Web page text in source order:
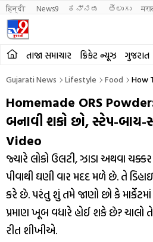
हिन्दी News9 ಕನ್ನಡ తెలుగు
તાજા સમાચાર ક્રિકેટ ન્યૂઝ ગુજરાત
Gujarati News Lifestyle Food How
Homemade ORS
બનાવી શકો છો, સ્ટેપ-
Video
જ્યારે લોકો ઉલટી, ઝાડા અથવા
પીવાથી ઘણી વાર મદદ મળે છે. તે
કરે છે. પરંતુ શું તમે જાણો છો કે
પ્રમાણ ખૂબ વધારે હોઈ શકે છે?
રીત શીખીએ.